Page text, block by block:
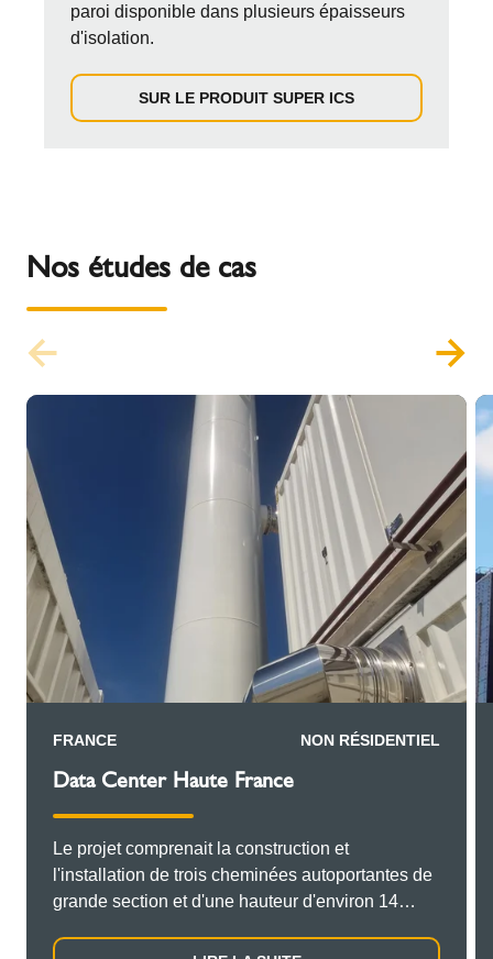
paroi disponible dans plusieurs épaisseurs
d'isolation.
SUR LE PRODUIT SUPER ICS
Nos études de cas
FRANCE NON RÉSIDENTIEL
Data Center Haute France
Le projet comprenait la construction et
l'installation de trois cheminées autoportantes de
grande section et d'une hauteur d'environ 14
partenaire spécialisé, servant de nombreux